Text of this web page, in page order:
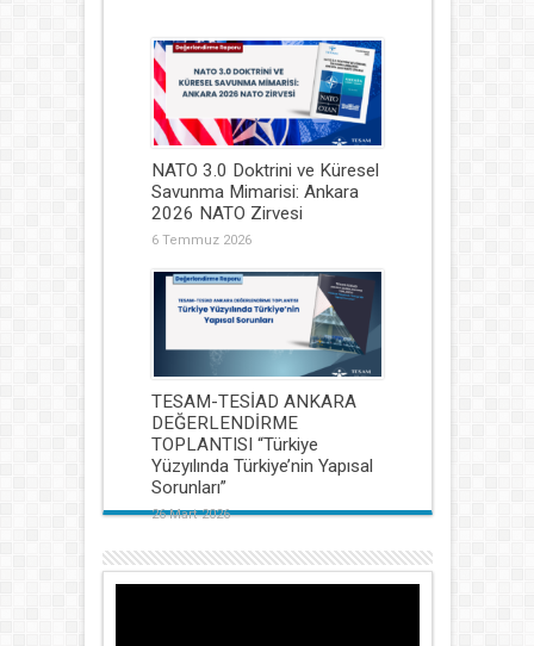
NATO 3.0 Doktrini ve Küresel
Savunma Mimarisi: Ankara
2026 NATO Zirvesi
6 Temmuz 2026
TESAM-TESİAD ANKARA
DEĞERLENDİRME
TOPLANTISI “Türkiye
Yüzyılında Türkiye’nin Yapısal
Sorunları”
26 Mart 2026